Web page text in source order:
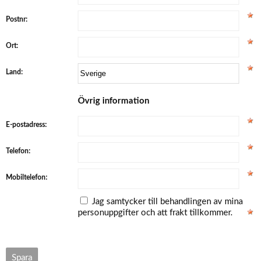
Postnr:
Ort:
Land:
Övrig information
E-postadress:
Telefon:
Mobiltelefon:
Jag samtycker till behandlingen av mina
personuppgifter och att frakt tillkommer.
Spara